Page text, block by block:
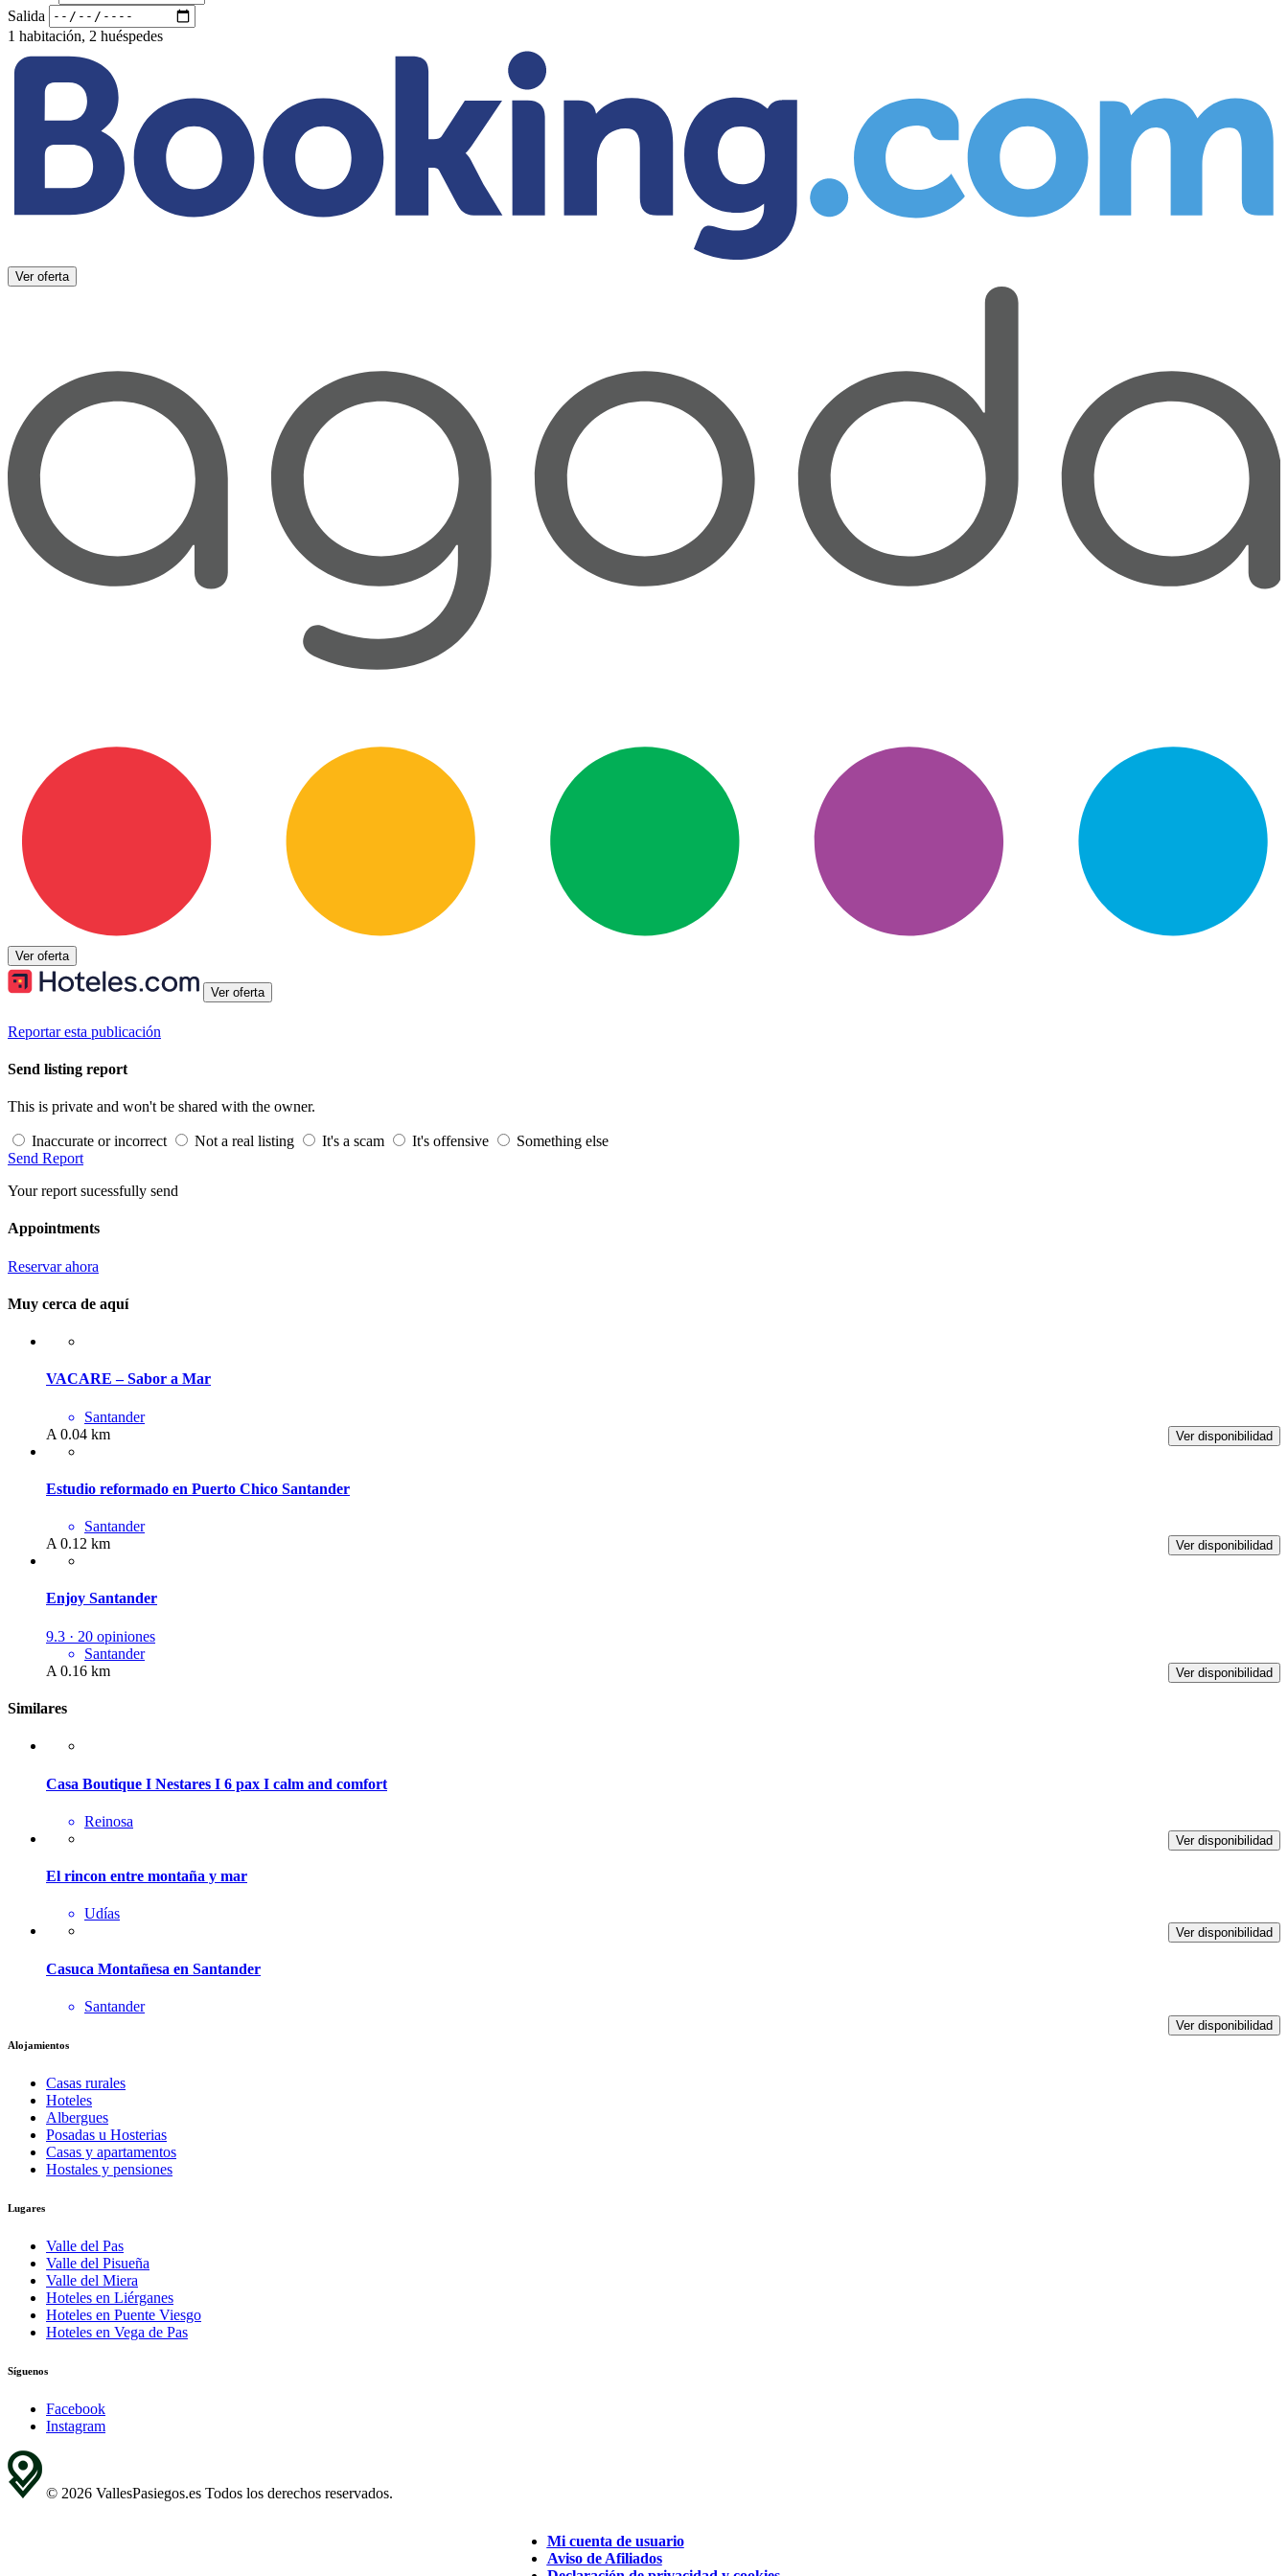
Salida
1 habitación, 2 huéspedes
Ver oferta
Ver oferta
Ver oferta
Reportar esta publicación
Send listing report
This is private and won't be shared with the owner.
Inaccurate or incorrect Not a real listing It's a scam It's offensive
Something else
Send Report
Your report sucessfully send
Appointments
Reservar ahora
Muy cerca de aquí
VACARE – Sabor a Mar
Santander
Ver disponibilidad
A 0.04 km
Estudio reformado en Puerto Chico Santander
Santander
Ver disponibilidad
A 0.12 km
Enjoy Santander
9.3 · 20 opiniones
Santander
Ver disponibilidad
A 0.16 km
Similares
Casa Boutique I Nestares I 6 pax I calm and comfort
Reinosa
Ver disponibilidad
El rincon entre montaña y mar
Udías
Ver disponibilidad
Casuca Montañesa en Santander
Santander
Ver disponibilidad
Alojamientos
Casas rurales
Hoteles
Albergues
Posadas u Hosterias
Casas y apartamentos
Hostales y pensiones
Lugares
Valle del Pas
Valle del Pisueña
Valle del Miera
Hoteles en Liérganes
Hoteles en Puente Viesgo
Hoteles en Vega de Pas
Síguenos
Facebook
Instagram
© 2026 VallesPasiegos.es Todos los derechos reservados.
Mi cuenta de usuario
Aviso de Afiliados